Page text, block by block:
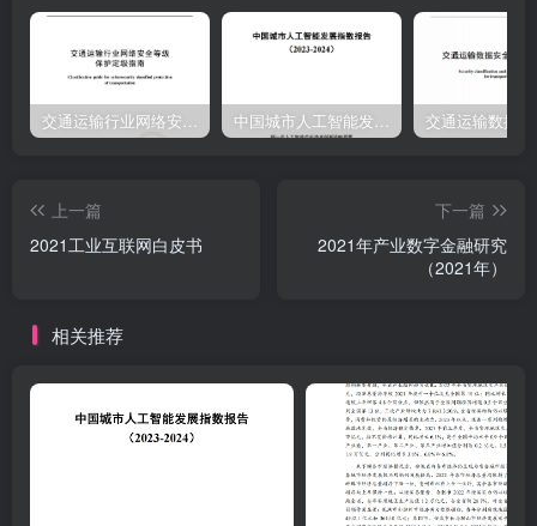
图务欢府工作皓》3
交通运输行业网络安全等级保护定级指南（JTT-904—2023）2023 中国城市人工智能发展指数报告（2023-2024）
上一篇
2021工业互联网白皮书
下一篇
2021年产业数字金融研究
（2021年）
相关推荐